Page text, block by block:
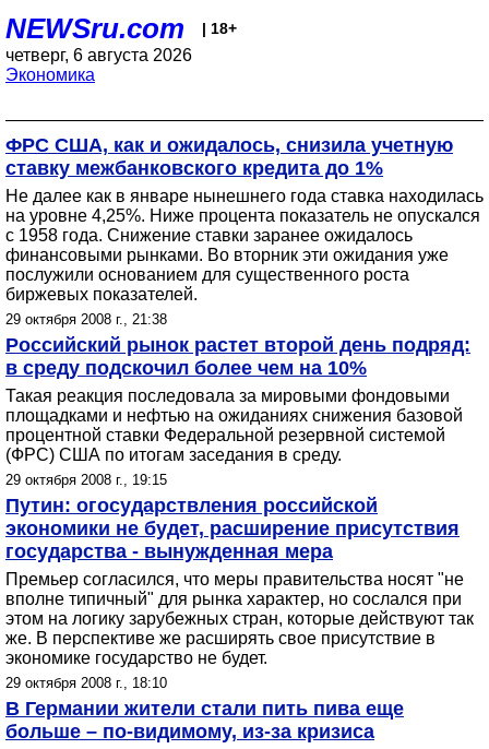
NEWSru.com | 18+
четверг, 6 августа 2026
Экономика
ФРС США, как и ожидалось, снизила учетную
ставку межбанковского кредита до 1%
Не далее как в январе нынешнего года ставка находилась
на уровне 4,25%. Ниже процента показатель не опускался
с 1958 года. Снижение ставки заранее ожидалось
финансовыми рынками. Во вторник эти ожидания уже
послужили основанием для существенного роста
биржевых показателей.
29 октября 2008 г., 21:38
Российский рынок растет второй день подряд:
в среду подскочил более чем на 10%
Такая реакция последовала за мировыми фондовыми
площадками и нефтью на ожиданиях снижения базовой
процентной ставки Федеральной резервной системой
(ФРС) США по итогам заседания в среду.
29 октября 2008 г., 19:15
Путин: огосударствления российской
экономики не будет, расширение присутствия
государства - вынужденная мера
Премьер согласился, что меры правительства носят "не
вполне типичный" для рынка характер, но сослался при
этом на логику зарубежных стран, которые действуют так
же. В перспективе же расширять свое присутствие в
экономике государство не будет.
29 октября 2008 г., 18:10
В Германии жители стали пить пива еще
больше – по-видимому, из-за кризиса